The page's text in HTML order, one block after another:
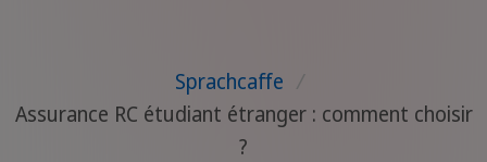
Sprachcaffe /
Assurance RC étudiant étranger : comment choisir
?